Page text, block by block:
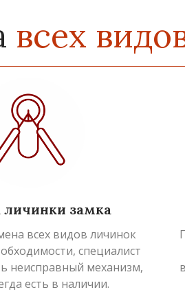
всех
личинки замка
всех видов личинок
специалист
неисправный механизм,
есть в наличии.